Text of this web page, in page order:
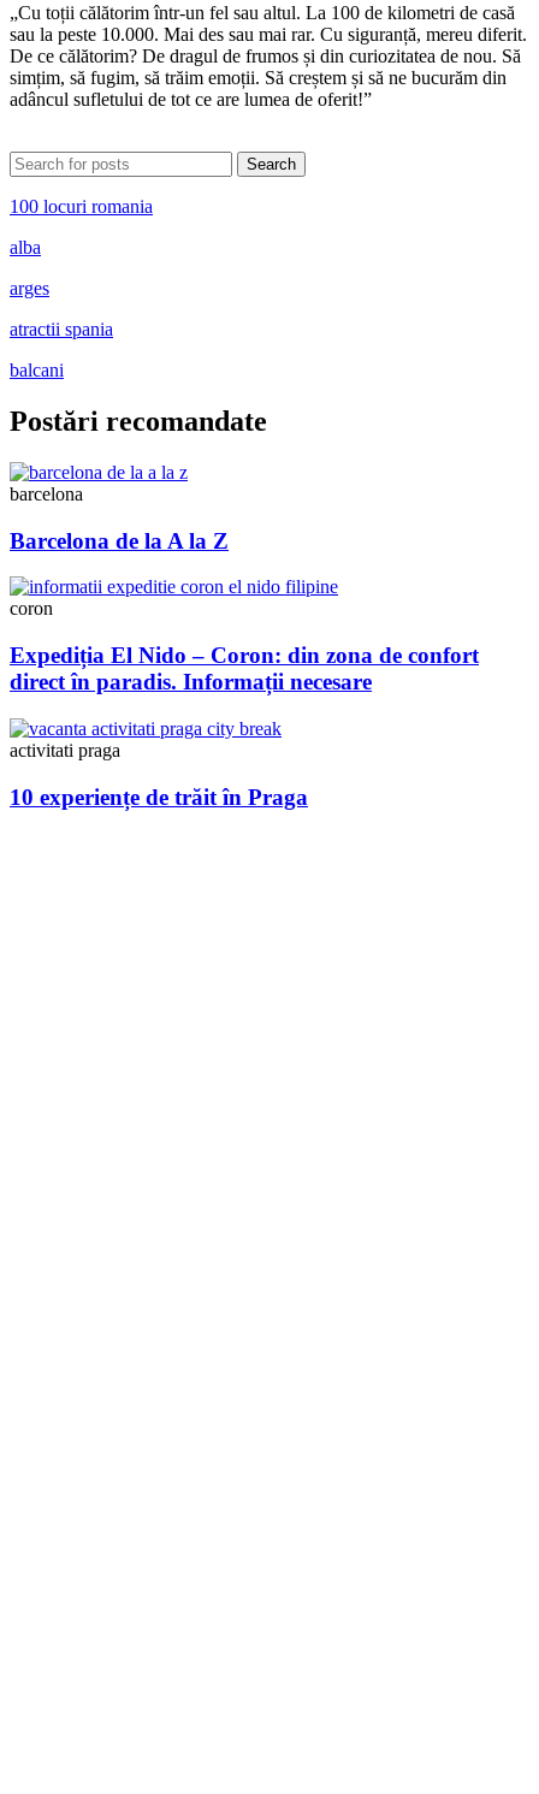
„Cu toții călătorim într-un fel sau altul. La 100 de kilometri de casă
sau la peste 10.000. Mai des sau mai rar. Cu siguranță, mereu diferit.
De ce călătorim? De dragul de frumos și din curiozitatea de nou. Să
simțim, să fugim, să trăim emoții. Să creștem și să ne bucurăm din
adâncul sufletului de tot ce are lumea de oferit!”
Search
100 locuri romania
alba
arges
atractii spania
balcani
Postări recomandate
barcelona
Barcelona de la A la Z
coron
Expediția El Nido – Coron: din zona de confort
direct în paradis. Informații necesare
activitati praga
10 experiențe de trăit în Praga